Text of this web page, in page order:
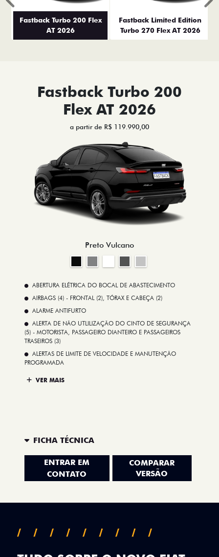
Fastback Turbo 200 Flex
AT 2026
Fastback Limited Edition
Turbo 270 Flex AT 2026
Anterior
Fastback Turbo 200
Flex AT 2026
a partir de R$ 119.990,00
Preto Vulcano
ABERTURA ELÉTRICA DO BOCAL DE ABASTECIMENTO
AIRBAGS (4) - FRONTAL (2), TÓRAX E CABEÇA (2)
ALARME ANTIFURTO
ALERTA DE NÃO UTLILIZAÇÃO DO CINTO DE SEGURANÇA
(5) - MOTORISTA, PASSAGEIRO DIANTEIRO E PASSAGEIROS
TRASEIROS (3)
ALERTAS DE LIMITE DE VELOCIDADE E MANUTENÇÃO
PROGRAMADA
VER MAIS
FICHA TÉCNICA
ENTRAR EM
CONTATO
COMPARAR
VERSÃO